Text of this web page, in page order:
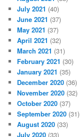
July 2021 (40)
June 2021 (37)
May 2021 (37)
April 2021 (32)
March 2021 (31)
February 2021 (30)
January 2021 (35)
December 2020 (36)
November 2020 (32)
October 2020 (37)
September 2020 (31)
August 2020 (33)
July 2020 (33)